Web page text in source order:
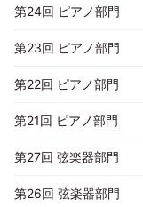
第24回 ピアノ部門
第23回 ピアノ部門
第22回 ピアノ部門
第21回 ピアノ部門
第27回 弦楽器部門
第26回 弦楽器部門